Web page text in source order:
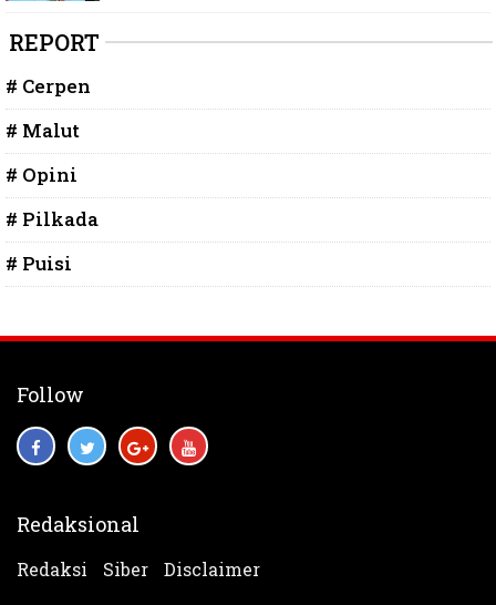
REPORT
# Cerpen
# Malut
# Opini
# Pilkada
# Puisi
Follow
Redaksional
Redaksi Siber Disclaimer